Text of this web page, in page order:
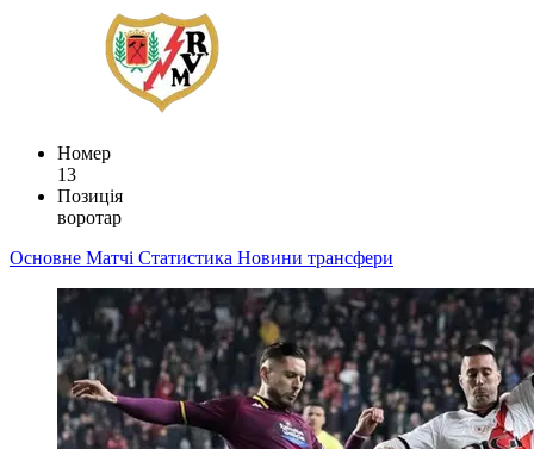
Номер
13
Позиція
воротар
Основне Матчі Статистика Новини трансфери